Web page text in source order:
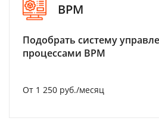
BPM
Подобрать систему
процессами BPM
От 1 250 руб./месяц